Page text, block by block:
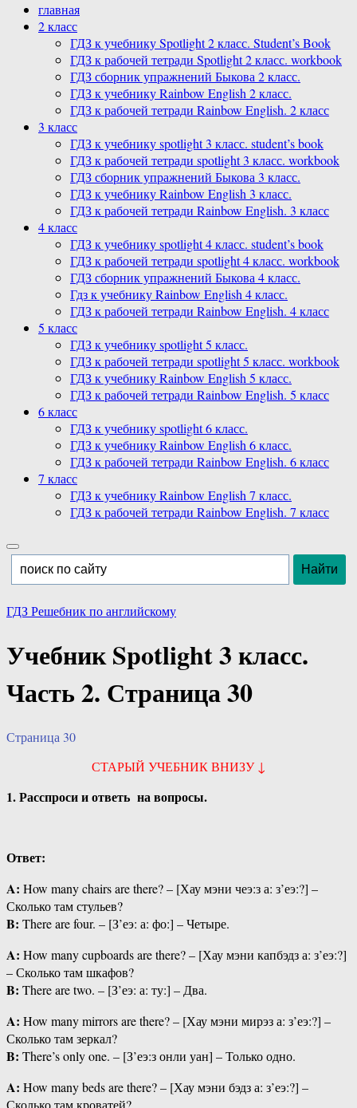
главная
2 класс
ГДЗ к учебнику Spotlight 2 класс. Student’s Book
ГДЗ к рабочей тетради Spotlight 2 класс. workbook
ГДЗ сборник упражнений Быкова 2 класс.
ГДЗ к учебнику Rainbow English 2 класс.
ГДЗ к рабочей тетради Rainbow English. 2 класс
3 класс
ГДЗ к учебнику spotlight 3 класс. student’s book
ГДЗ к рабочей тетради spotlight 3 класс. workbook
ГДЗ сборник упражнений Быкова 3 класс.
ГДЗ к учебнику Rainbow English 3 класс.
ГДЗ к рабочей тетради Rainbow English. 3 класс
4 класс
ГДЗ к учебнику spotlight 4 класс. student’s book
ГДЗ к рабочей тетради spotlight 4 класс. workbook
ГДЗ сборник упражнений Быкова 4 класс.
Гдз к учебнику Rainbow English 4 класс.
ГДЗ к рабочей тетради Rainbow English. 4 класс
5 класс
ГДЗ к учебнику spotlight 5 класс.
ГДЗ к рабочей тетради spotlight 5 класс. workbook
ГДЗ к учебнику Rainbow English 5 класс.
ГДЗ к рабочей тетради Rainbow English. 5 класс
6 класс
ГДЗ к учебнику spotlight 6 класс.
ГДЗ к учебнику Rainbow English 6 класс.
ГДЗ к рабочей тетради Rainbow English. 6 класс
7 класс
ГДЗ к учебнику Rainbow English 7 класс.
ГДЗ к рабочей тетради Rainbow English. 7 класс
ГДЗ Решебник по английскому
Учебник Spotlight 3 класс.
Часть 2. Страница 30
Страница 30
СТАРЫЙ УЧЕБНИК ВНИЗУ ↓
1.Расспроси и ответь на вопросы.
Ответ:
A: How many chairs are there? – [Хау мэни чеэ:з а: з’еэ:?] –
Сколько там стульев?
B: There are four. – [З’еэ: а: фо:] – Четыре.
A: How many cupboards are there? – [Хау мэни капбэдз а: з’еэ:?]
– Сколько там шкафов?
B: There are two. – [З’еэ: а: ту:] – Два.
A: How many mirrors are there? – [Хау мэни мирэз а: з’еэ:?] –
Сколько там зеркал?
B: There’s only one. – [З’еэ:з онли уан] – Только одно.
A: How many beds are there? – [Хау мэни бэдз а: з’еэ:?] –
Сколько там кроватей?